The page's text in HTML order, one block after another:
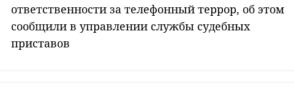
ответственности за телефонный террор, об этом
сообщили в управлении службы судебных
приставов